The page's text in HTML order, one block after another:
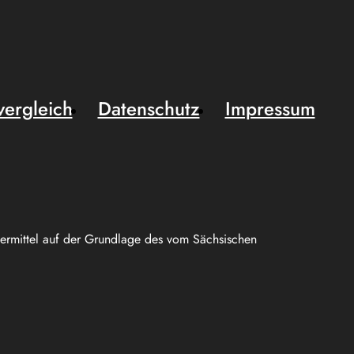
auf der Grundlage des vom Sächsischen
Datenschutz
Impressum